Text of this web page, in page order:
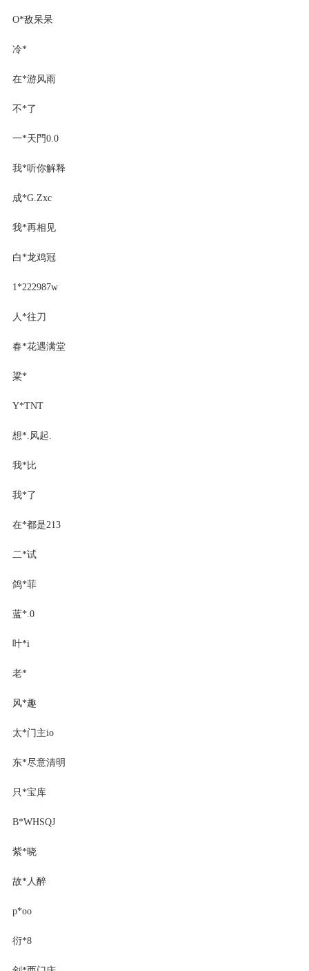
O*敌呆呆
冷*
在*游风雨
不*了
一*天門0.0
我*听你解释
成*G.Zxc
我*再相见
白*龙鸡冠
1*222987w
人*往刀
春*花遇满堂
粱*
Y*TNT
想*.风起.
我*比
我*了
在*都是213
二*试
鸽*菲
蓝*.0
叶*i
老*
风*趣
太*门主io
东*尽意清明
只*宝库
B*WHSQJ
紫*晓
故*人醉
p*oo
衍*8